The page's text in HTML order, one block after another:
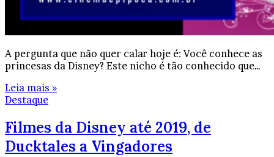
A pergunta que não quer calar hoje é: Você conhece as
princesas da Disney? Este nicho é tão conhecido que…
Leia mais »
Destaque
Filmes da Disney até 2019, de
Ducktales a Vingadores